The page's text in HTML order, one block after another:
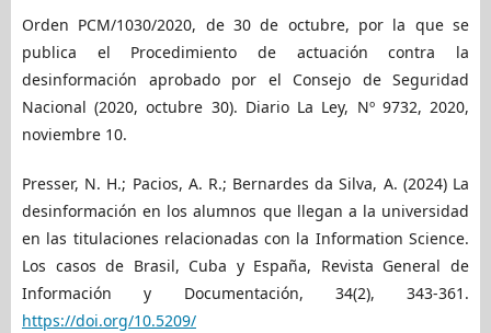
Orden PCM/1030/2020, de 30 de octubre, por la que se
publica el Procedimiento de actuación contra la
desinformación aprobado por el Consejo de Seguridad
Nacional (2020, octubre 30). Diario La Ley, Nº 9732, 2020,
noviembre 10.
Presser, N. H.; Pacios, A. R.; Bernardes da Silva, A. (2024) La
desinformación en los alumnos que llegan a la universidad
en las titulaciones relacionadas con la Information Science.
Los casos de Brasil, Cuba y España, Revista General de
Información y Documentación, 34(2), 343-361.
https://doi.org/10.5209/